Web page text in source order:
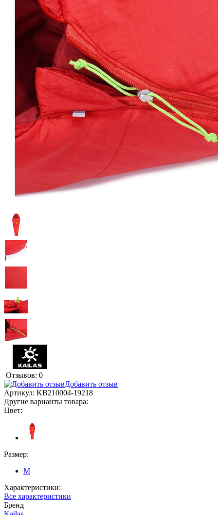
Отзывов: 0
Добавить отзыв
Артикул: KB210004-19218
Другие варианты товара:
Цвет:
Размер:
M
Характеристики:
Все характеристики
Бренд